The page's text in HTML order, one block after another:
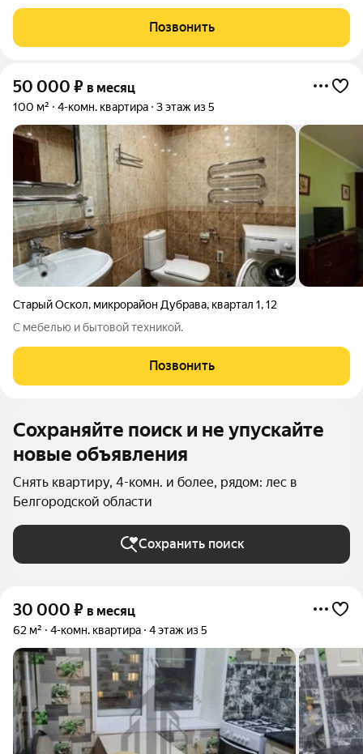
проживания. Оплата 35+ все квитанции. Агентство
недвижимости полного цикла: -
Позвонить
50 000 ₽ в месяц
100 м² 4-комн. квартира 3 этаж из 5
Старый Оскол, микрорайон Дубрава, квартал 1,12
С мебелью и бытовой техникой.
Позвонить
Сохраняйте поиск и не упускайте
новые объявления
Снять квартиру, 4-комн. и более, рядом: лес в
Белгородской области
Сохранить поиск
30 000 ₽ в месяц
62 м² 4-комн. квартира 4 этаж из 5